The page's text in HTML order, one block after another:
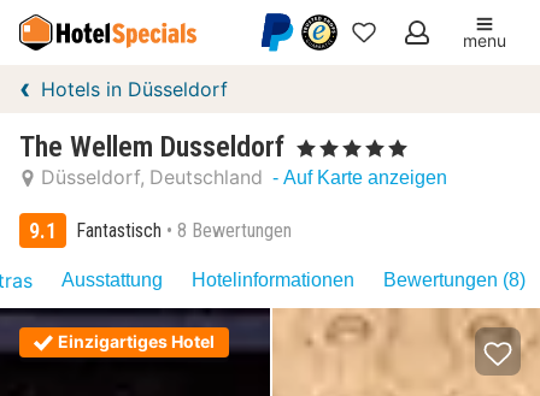
Meine
menu
Hotels in Düsseldorf
The Wellem Dusseldorf , 5 Sterne
Düsseldorf Deutschland - Auf Karte anzeigen
9.1 Fantastisch 8 Bewertungen
Ausstattung Hotelinformationen Bewertungen (8)
Einzigartiges Hotel